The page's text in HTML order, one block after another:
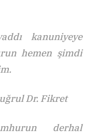
kanuniyeye
hemen şimdi
Dr. Fikret
derhal